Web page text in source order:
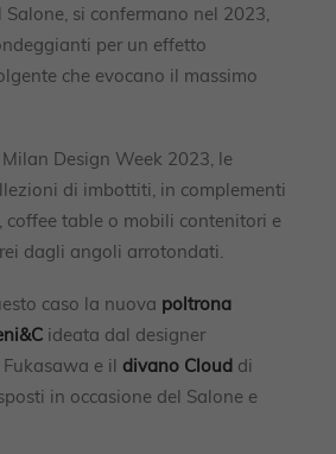
Salone, si confermano nel 2023,
per un effetto
che evocano il massimo
Design Week 2023, le
di imbottiti, in complementi
coffee table o mobili contenitori e
dagli angoli arrotondati.
caso la nuova poltrona
ideata dal designer
e il divano Cloud di
in occasione del Salone e